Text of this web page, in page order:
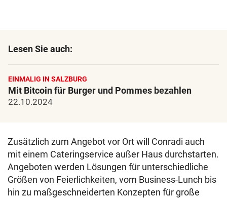
Lesen Sie auch:
EINMALIG IN SALZBURG
Mit Bitcoin für Burger und Pommes bezahlen
22.10.2024
Zusätzlich zum Angebot vor Ort will Conradi auch
mit einem Cateringservice außer Haus durchstarten.
Angeboten werden Lösungen für unterschiedliche
Größen von Feierlichkeiten, vom Business-Lunch bis
hin zu maßgeschneiderten Konzepten für große